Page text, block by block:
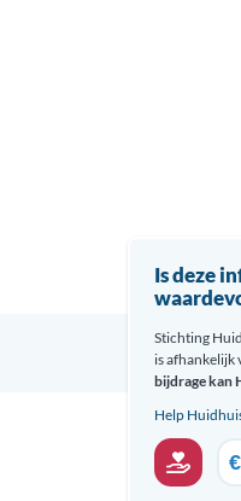
Over
Is deze
Stichting
is afhankelijk
bijdrage kan
Help
€